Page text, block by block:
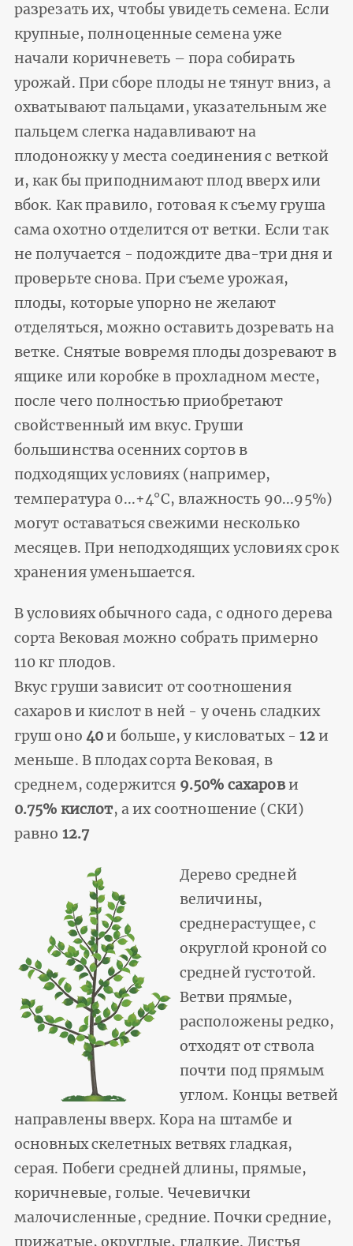
разрезать их, чтобы увидеть семена. Если
крупные, полноценные семена уже
начали коричневеть – пора собирать
урожай. При сборе плоды не тянут вниз, а
охватывают пальцами, указательным же
пальцем слегка надавливают на
плодоножку у места соединения с веткой
и, как бы приподнимают плод вверх или
вбок. Как правило, готовая к съему груша
сама охотно отделится от ветки. Если так
не получается - подождите два-три дня и
проверьте снова. При съеме урожая,
плоды, которые упорно не желают
отделяться, можно оставить дозревать на
ветке. Снятые вовремя плоды дозревают в
ящике или коробке в прохладном месте,
после чего полностью приобретают
свойственный им вкус. Груши
большинства осенних сортов в
подходящих условиях (например,
температура 0...+4°С, влажность 90...95%)
могут оставаться свежими несколько
месяцев. При неподходящих условиях срок
хранения уменьшается.
В условиях обычного сада, с одного дерева
сорта Вековая можно собрать примерно
110 кг плодов.
Вкус груши зависит от соотношения
сахаров и кислот в ней - у очень сладких
груш оно40и больше, у кисловатых -12и
меньше. В плодах сорта Вековая, в
среднем, содержится 9.50% сахарови
0.75% кислот, а их соотношение (СКИ)
равно 12.7
Дерево средней
величины,
среднерастущее, с
округлой кроной со
средней густотой.
Ветви прямые,
расположены редко,
отходят от ствола
почти под прямым
углом. Концы ветвей
направлены вверх. Кора на штамбе и
основных скелетных ветвях гладкая,
серая. Побеги средней длины, прямые,
коричневые, голые. Чечевички
малочисленные, средние. Почки средние,
прижатые, округлые, гладкие. Листья